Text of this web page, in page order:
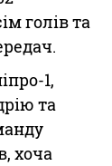
голів та
1,
та
хоча